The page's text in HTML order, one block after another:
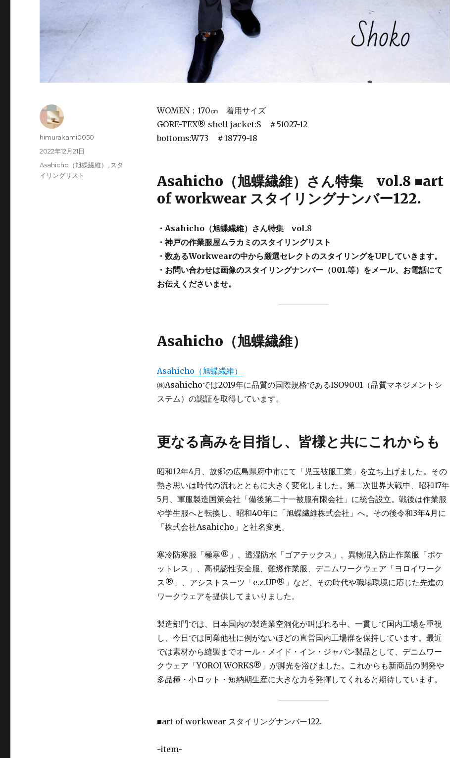
WOMEN：170㎝ 着用サイズ
GORE-TEX® shell jacket:S ＃51027-12
bottoms:W73 ＃18779-18
Asahicho（旭蝶繊維）さん特集 vol.8 ■art
of workwear スタイリングナンバー122.
・Asahicho（旭蝶繊維）さん特集 vol.8
・神戸の作業服屋ムラカミのスタイリングリスト
・数あるWorkwearの中から厳選セレクトのスタイリングをUPしていきます。
・お問い合わせは画像のスタイリングナンバー（001.等）をメール、お電話にて
お伝えくださいませ。
Asahicho（旭蝶繊維）
Asahicho（旭蝶繊維）
㈱Asahichoでは2019年に品質の国際規格であるISO9001（品質マネジメントシ
ステム）の認証を取得しています。
更なる高みを目指し、皆様と共にこれからも
昭和12年4月、故郷の広島県府中市にて「児玉被服工業」を立ち上げました。その
熱き思いは時代の流れとともに大きく変化しました。第二次世界大戦中、昭和17年
5月、軍服製造国策会社「備後第二十一被服有限会社」に統合設立。戦後は作業服
や学生服へと転換し、昭和40年に「旭蝶繊維株式会社」へ。その後令和3年4月に
「株式会社Asahicho」と社名変更。
寒冷防寒服「極寒®」、透湿防水「ゴアテックス」、異物混入防止作業服「ポケ
ットレス」、高視認性安全服、難燃作業服、デニムワークウェア「ヨロイワーク
ス®」、アシストスーツ「e.z.UP®」など、その時代や職場環境に応じた先進の
ワークウェアを提供してまいりました。
製造部門では、日本国内の製造業空洞化が叫ばれる中、一貫して国内工場を重視
し、今日では同業他社に例がないほどの直営国内工場群を保持しています。最近
では素材から縫製までオール・メイド・イン・ジャパン製品として、デニムワー
クウェア「YOROI WORKS®」が脚光を浴びました。これからも新商品の開発や
多品種・小ロット・短納期生産に大きな力を発揮してくれると期待しています。
■art of workwear スタイリングナンバー122.
-item-
投
himurakami0050
投
日:
2022年12月21日
カ
テ
Asahicho（旭蝶繊維）
スタ
イリングリスト